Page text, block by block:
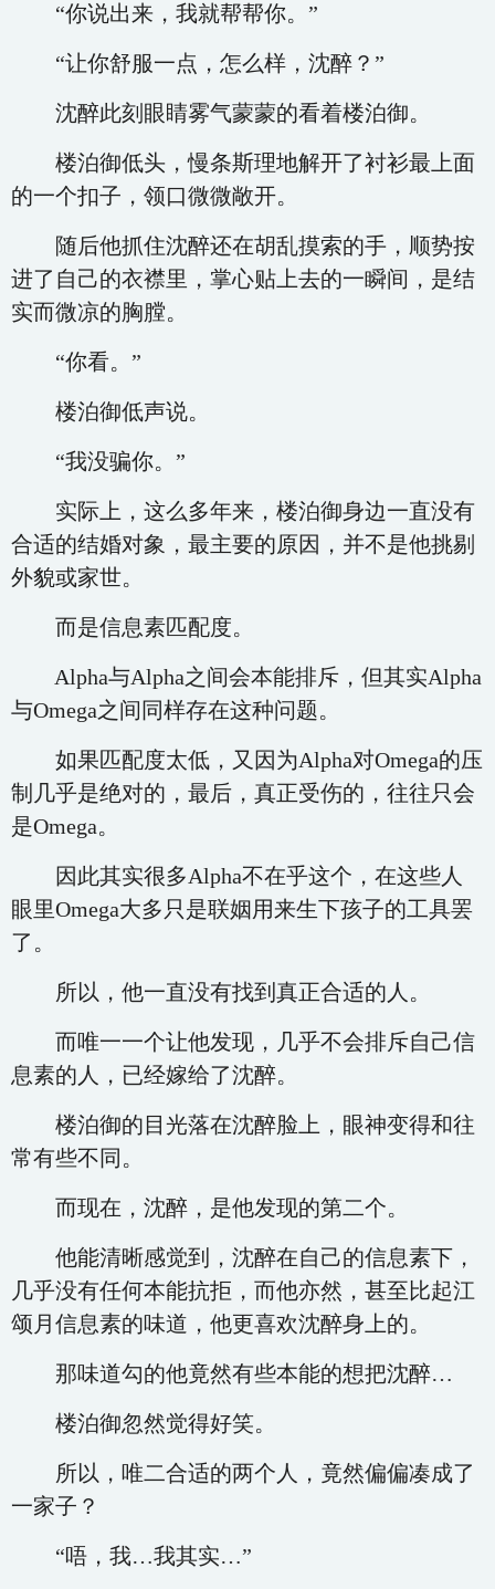
“你说出来，我就帮帮你。”
“让你舒服一点，怎么样，沈醉？”
沈醉此刻眼睛雾气蒙蒙的看着楼泊御。
楼泊御低头，慢条斯理地解开了衬衫最上面
的一个扣子，领口微微敞开。
随后他抓住沈醉还在胡乱摸索的手，顺势按
进了自己的衣襟里，掌心贴上去的一瞬间，是结
实而微凉的胸膛。
“你看。”
楼泊御低声说。
“我没骗你。”
实际上，这么多年来，楼泊御身边一直没有
合适的结婚对象，最主要的原因，并不是他挑剔
外貌或家世。
而是信息素匹配度。
Alpha与Alpha之间会本能排斥，但其实Alpha
与Omega之间同样存在这种问题。
如果匹配度太低，又因为Alpha对Omega的压
制几乎是绝对的，最后，真正受伤的，往往只会
是Omega。
因此其实很多Alpha不在乎这个，在这些人
眼里Omega大多只是联姻用来生下孩子的工具罢
了。
所以，他一直没有找到真正合适的人。
而唯一一个让他发现，几乎不会排斥自己信
息素的人，已经嫁给了沈醉。
楼泊御的目光落在沈醉脸上，眼神变得和往
常有些不同。
而现在，沈醉，是他发现的第二个。
他能清晰感觉到，沈醉在自己的信息素下，
几乎没有任何本能抗拒，而他亦然，甚至比起江
颂月信息素的味道，他更喜欢沈醉身上的。
那味道勾的他竟然有些本能的想把沈醉…
楼泊御忽然觉得好笑。
所以，唯二合适的两个人，竟然偏偏凑成了
一家子？
“唔，我…我其实…”